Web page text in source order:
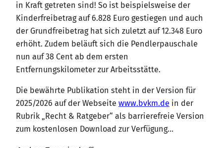
in Kraft getreten sind! So ist beispielsweise der
Kinderfreibetrag auf 6.828 Euro gestiegen und auch
der Grundfreibetrag hat sich zuletzt auf 12.348 Euro
erhöht. Zudem beläuft sich die Pendlerpauschale
nun auf 38 Cent ab dem ersten
Entfernungskilometer zur Arbeitsstätte.
Die bewährte Publikation steht in der Version für
2025/2026 auf der Webseite www.bvkm.de in der
Rubrik „Recht & Ratgeber“ als barrierefreie Version
zum kostenlosen Download zur Verfügung…